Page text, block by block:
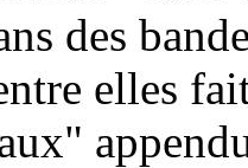
des
elles